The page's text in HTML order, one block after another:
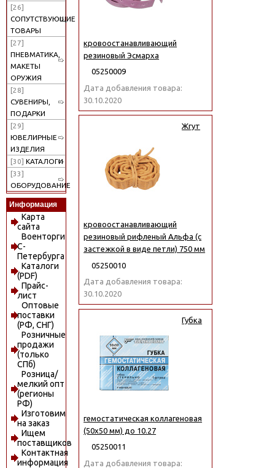
[26]
СОПУТСТВУЮЩИЕ
ТОВАРЫ
[27]
ПНЕВМАТИКА,
МАКЕТЫ
ОРУЖИЯ
[28]
СУВЕНИРЫ,
ПОДАРКИ
[29]
ЮВЕЛИРНЫЕ
ИЗДЕЛИЯ
[30] КАТАЛОГИ
[33]
ОБОРУДОВАНИЕ
Информация
Карта
сайта
Военторги
С-
Петербурга
Каталоги
(PDF)
Прайс-
лист
Оптовые
поставки
(РФ, СНГ)
Розничные
продажи
(только
СПб)
Розница/
мелкий опт
(регионы
РФ)
Изготовим
на заказ
Ищем
поставщиков
Контактная
информация
кровоостанавливающий
резиновый Эсмарха
05250009
Дата добавления товара:
30.10.2020
Жгут
кровоостанавливающий
резиновый рифленый Альфа (с
застежкой в виде петли) 750 мм
05250010
Дата добавления товара:
30.10.2020
Губка
гемостатическая коллагеновая
(50x50 мм) до 10.27
05250011
Дата добавления товара: